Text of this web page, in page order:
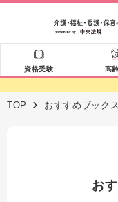
資格受験 高
TOP おすすめブック
お